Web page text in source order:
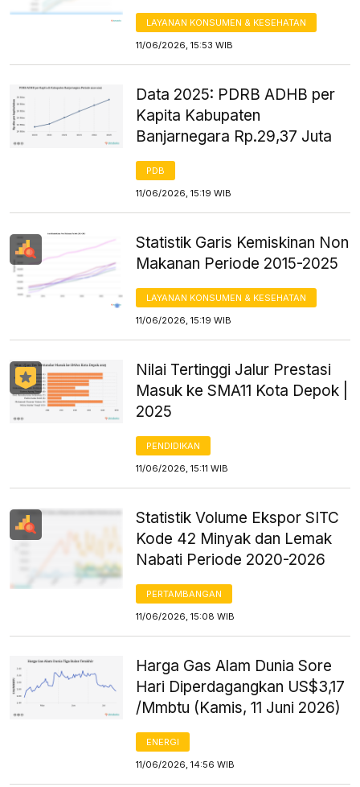
LAYANAN KONSUMEN & KESEHATAN
11/06/2026, 15:53 WIB
Data 2025: PDRB ADHB per
Kapita Kabupaten
Banjarnegara Rp.29,37 Juta
PDB
11/06/2026, 15:19 WIB
Statistik Garis Kemiskinan Non
Makanan Periode 2015-2025
LAYANAN KONSUMEN & KESEHATAN
11/06/2026, 15:19 WIB
Nilai Tertinggi Jalur Prestasi
Masuk ke SMA11 Kota Depok |
2025
PENDIDIKAN
11/06/2026, 15:11 WIB
Statistik Volume Ekspor SITC
Kode 42 Minyak dan Lemak
Nabati Periode 2020-2026
PERTAMBANGAN
11/06/2026, 15:08 WIB
Harga Gas Alam Dunia Sore
Hari Diperdagangkan US$3,17
/Mmbtu (Kamis, 11 Juni 2026)
ENERGI
11/06/2026, 14:56 WIB